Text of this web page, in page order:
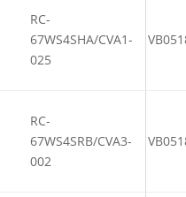
RC-
67WS4SHA/CVA1-
025
RC-
67WS4SRB/CVA3-
002